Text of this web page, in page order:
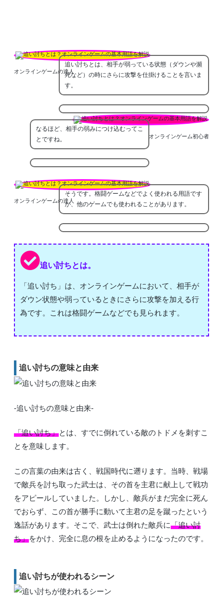
オンラインゲームの達人
追い討ちとは、相手が弱っている状態（ダウンや瀕
死など）の時にさらに攻撃を仕掛けることを言いま
す。
オンラインゲーム初心者
なるほど、相手の弱みにつけ込むってこ
とですね。
オンラインゲームの達人
そうです。格闘ゲームなどでよく使われる用語です
が、他のゲームでも使われることがあります。
追い討ちとは。
「追い討ち」は、オンラインゲームにおいて、相手が
ダウン状態や弱っているときにさらに攻撃を加える行
為です。これは格闘ゲームなどでも見られます。
追い討ちの意味と由来
-追い討ちの意味と由来-
「追い討ち」とは、すでに倒れている敵のトドメを刺すこ
とを意味します。
この言葉の由来は古く、戦国時代に遡ります。当時、戦場
で敵兵を討ち取った武士は、その首を主君に献上して戦功
をアピールしていました。しかし、敵兵がまだ完全に死ん
でおらず、この首が勝手に動いて主君の足を蹴ったという
逸話があります。そこで、武士は倒れた敵兵に「追い討
ち」をかけ、完全に息の根を止めるようになったのです。
追い討ちが使われるシーン